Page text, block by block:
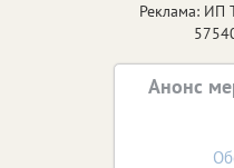
Реклама: ИП
Анонс